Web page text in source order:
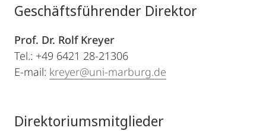
Geschäftsführender Direktor
Prof. Dr. Rolf Kreyer
Tel.: +49 6421 28-21306
E-mail: kreyer@uni-marburg.de
Direktoriumsmitglieder